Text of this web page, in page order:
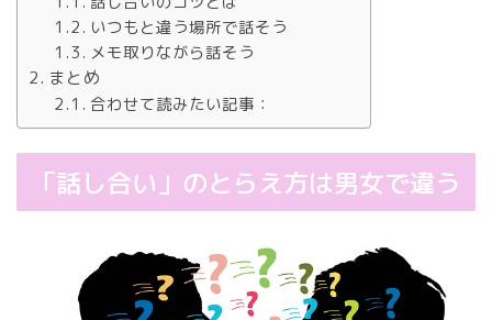
いつもと違う場所で話そう
メモ取りながら話そう
まとめ
合わせて読みたい記事：
「話し合い」のとらえ方は男女で違う